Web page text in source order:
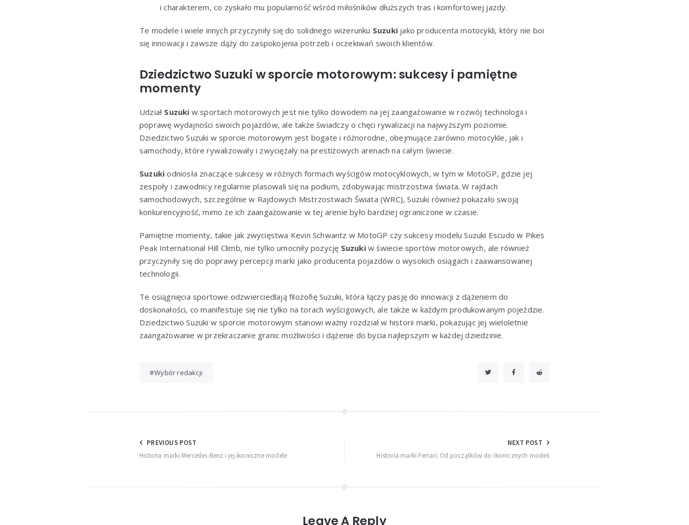
i charakterem, co zyskało mu popularność wśród miłośników dłuższych tras i komfortowej jazdy.
Te modele i wiele innych przyczyniły się do solidnego wizerunku Suzuki jako producenta motocykli, który nie boi
się innowacji i zawsze dąży do zaspokojenia potrzeb i oczekiwań swoich klientów.
Dziedzictwo Suzuki w sporcie motorowym: sukcesy i pamiętne
momenty
Udział Suzuki w sportach motorowych jest nie tylko dowodem na jej zaangażowanie w rozwój technologii i
poprawę wydajności swoich pojazdów, ale także świadczy o chęci rywalizacji na najwyższym poziomie.
Dziedzictwo Suzuki w sporcie motorowym jest bogate i różnorodne, obejmujące zarówno motocykle, jak i
samochody, które rywalizowały i zwyciężały na prestiżowych arenach na całym świecie.
Suzuki odniosła znaczące sukcesy w różnych formach wyścigów motocyklowych, w tym w MotoGP, gdzie jej
zespoły i zawodnicy regularnie plasowali się na podium, zdobywając mistrzostwa świata. W rajdach
samochodowych, szczególnie w Rajdowych Mistrzostwach Świata (WRC), Suzuki również pokazało swoją
konkurencyjność, mimo że ich zaangażowanie w tej arenie było bardziej ograniczone w czasie.
Pamiętne momenty, takie jak zwycięstwa Kevin Schwantz w MotoGP czy sukcesy modelu Suzuki Escudo w Pikes
Peak International Hill Climb, nie tylko umocniły pozycję Suzukiw świecie sportów motorowych, ale również
przyczyniły się do poprawy percepcji marki jako producenta pojazdów o wysokich osiągach i zaawansowanej
technologii.
Te osiągnięcia sportowe odzwierciedlają filozofię Suzuki, która łączy pasję do innowacji z dążeniem do
doskonałości, co manifestuje się nie tylko na torach wyścigowych, ale także w każdym produkowanym pojeździe.
Dziedzictwo Suzuki w sporcie motorowym stanowi ważny rozdział w historii marki, pokazując jej wieloletnie
zaangażowanie w przekraczanie granic możliwości i dążenie do bycia najlepszym w każdej dziedzinie.
Wybór redakcji
Nawigacja
wpisu
PREVIOUS POST
Historia marki Mercedes-Benz i jej ikoniczne modele
NEXT POST
Historia marki Ferrari: Od początków do ikonicznych modeli
Leave A Reply